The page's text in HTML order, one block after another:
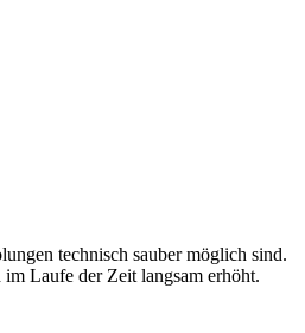
technisch sauber möglich sind.
Laufe der Zeit langsam erhöht.